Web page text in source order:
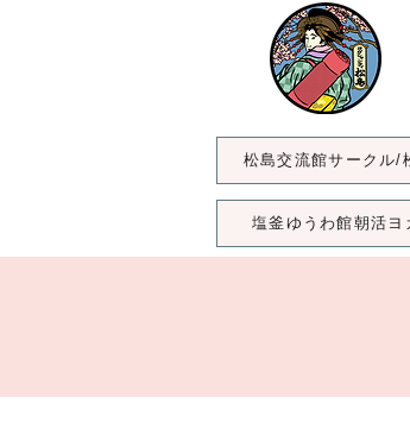
松島交流館サークル/
塩釜ゆうわ館朝活